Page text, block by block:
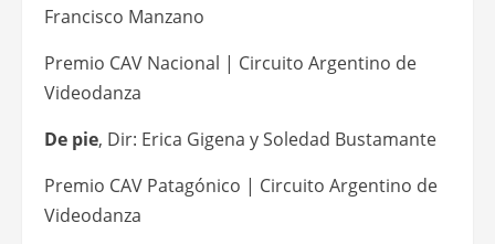
Francisco Manzano
Premio CAV Nacional | Circuito Argentino de
Videodanza
De pie, Dir: Erica Gigena y Soledad Bustamante
Premio CAV Patagónico | Circuito Argentino de
Videodanza